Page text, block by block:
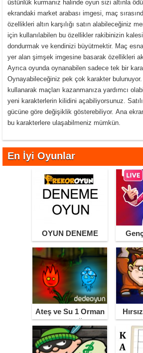
üstünlük kurmanız halinde oyun sizi altınla
ekrandaki market arabası imgesi, maç
özellikleri altın karşılığı satın alabileceğiniz
için kullanılabilen bu özellikler rakibinizin
dondurmak ve kendinizi büyütmektir. Maç
yer alan şimşek imgesine basarak özellikleri
Ayrıca oyunda oynanabilen sadece tek bir
Oynayabileceğiniz pek çok karakter bulunuyor.
kullanarak maçları kazanmanıza yardımcı
yeni karakterlerin kilidini açabiliyorsunuz.
gücüne göre değişiklik gösterebiliyor. Ana
bu karakterlere ulaşabilmeniz mümkün.
En İyi Oyunlar
OYUN DENEME
Ateş ve Su 1 Orman
Tapınağı